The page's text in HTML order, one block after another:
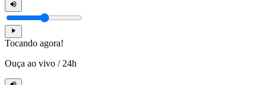
Tocando agora!
Ouça ao vivo / 24h